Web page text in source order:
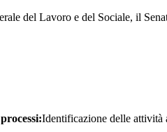
del Lavoro e del Sociale, il
Identificazione delle attività